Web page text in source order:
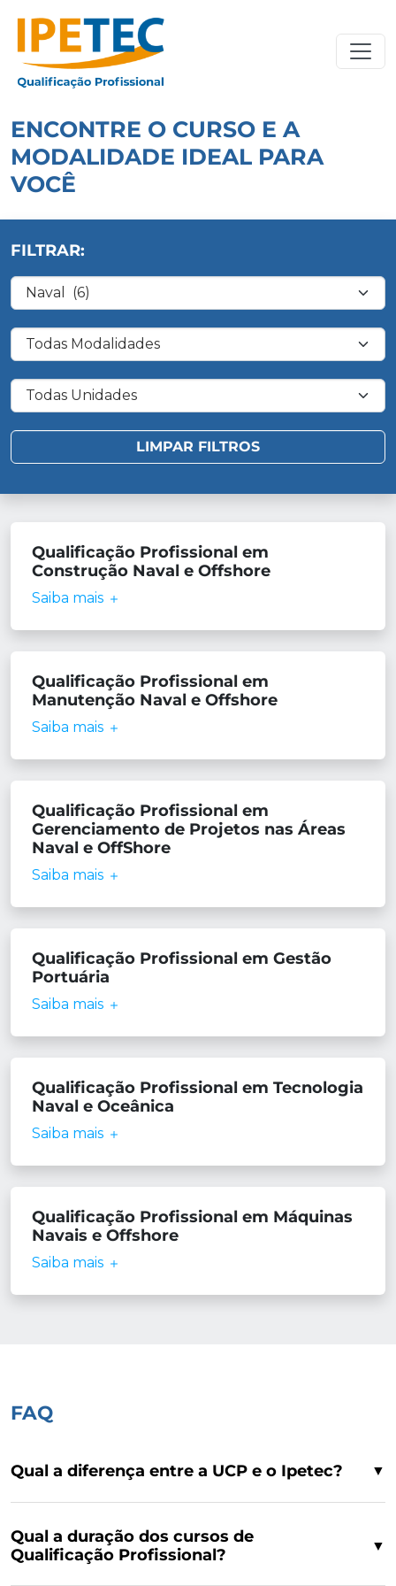
ENCONTRE O CURSO E A
MODALIDADE IDEAL PARA
VOCÊ
FILTRAR:
Filtrar por Área de Conhecimento
Filtrar por Modalidade
Filtrar por Unidade
Qualificação Profissional em
Construção Naval e Offshore
Saiba mais
Qualificação Profissional em
Manutenção Naval e Offshore
Saiba mais
Qualificação Profissional em
Gerenciamento de Projetos nas Áreas
Naval e OffShore
Saiba mais
Qualificação Profissional em Gestão
Portuária
Saiba mais
Qualificação Profissional em Tecnologia
Naval e Oceânica
Saiba mais
Qualificação Profissional em Máquinas
Navais e Offshore
Saiba mais
FAQ
Qual a diferença entre a UCP e o Ipetec? ▼
Qual a duração dos cursos de
Qualificação Profissional?
▼